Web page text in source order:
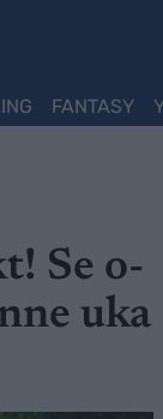
FANTASY
Se o-
uka